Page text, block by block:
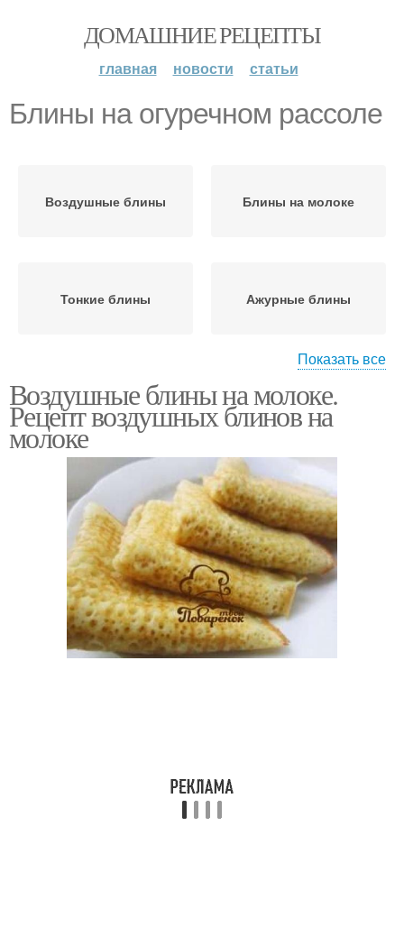
ДОМАШНИЕ РЕЦЕПТЫ
главная новости статьи
Блины на огуречном рассоле
Воздушные блины Блины на молоке
Тонкие блины Ажурные блины
Идеальные блины Боярские блины
Показать все
Воздушные блины на молоке.
Рецепт воздушных блинов на
молоке